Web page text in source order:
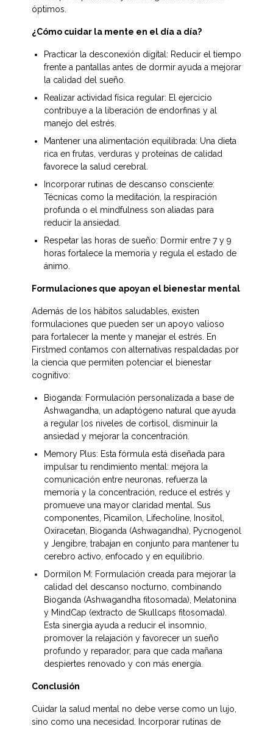
óptimos.
¿Cómo cuidar la mente en el día a día?
Practicar la desconexión digital: Reducir el tiempo
frente a pantallas antes de dormir ayuda a mejorar
la calidad del sueño.
Realizar actividad física regular: El ejercicio
contribuye a la liberación de endorfinas y al
manejo del estrés.
Mantener una alimentación equilibrada: Una dieta
rica en frutas, verduras y proteínas de calidad
favorece la salud cerebral.
Incorporar rutinas de descanso consciente:
Técnicas como la meditación, la respiración
profunda o el mindfulness son aliadas para
reducir la ansiedad.
Respetar las horas de sueño: Dormir entre 7 y 9
horas fortalece la memoria y regula el estado de
ánimo.
Formulaciones que apoyan el bienestar mental
Además de los hábitos saludables, existen
formulaciones que pueden ser un apoyo valioso
para fortalecer la mente y manejar el estrés. En
Firstmed contamos con alternativas respaldadas por
la ciencia que permiten potenciar el bienestar
cognitivo:
Bioganda: Formulación personalizada a base de
Ashwagandha, un adaptógeno natural que ayuda
a regular los niveles de cortisol, disminuir la
ansiedad y mejorar la concentración.
Memory Plus: Esta fórmula está diseñada para
impulsar tu rendimiento mental: mejora la
comunicación entre neuronas, refuerza la
memoria y la concentración, reduce el estrés y
promueve una mayor claridad mental. Sus
componentes, Picamilon, Lifecholine, Inositol,
Oxiracetan, Bioganda (Ashwagandha), Pycnogenol
y Jengibre, trabajan en conjunto para mantener tu
cerebro activo, enfocado y en equilibrio.
Dormilon M: Formulación creada para mejorar la
calidad del descanso nocturno, combinando
Bioganda (Ashwagandha fitosomada), Melatonina
y MindCap (extracto de Skullcaps fitosomada).
Esta sinergia ayuda a reducir el insomnio,
promover la relajación y favorecer un sueño
profundo y reparador, para que cada mañana
despiertes renovado y con más energía.
Conclusión
Cuidar la salud mental no debe verse como un lujo,
sino como una necesidad. Incorporar rutinas de